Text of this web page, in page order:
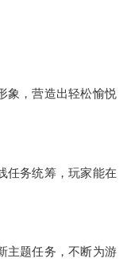
象，营造出轻松愉悦
任务统筹，玩家能在
主题任务，不断为游